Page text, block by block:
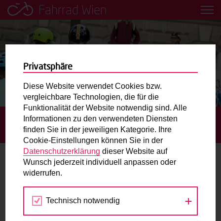
Fahrrad Wien
Leih dir einfach ein Transportfahrrad in deiner Nähe aus!
Mobilitätsbildung für Kinder und
Jugendliche
Radweg-Projektkarte
Routenplaner
Mit dem Fahrrad in Wien unterwegs? Hier finden Sie die
beste Route.
Wunschbox
Sie haben ein Anliegen zum Radverkehr? Schreiben Sie
STARTSEITE TERMINE
OFFENES TRAINING AM
RADÜBUNGSPLATZ NASCHMARKT
24.
AUG
2024
Privatsphäre
Diese Website verwendet Cookies bzw.
vergleichbare Technologien, die für die
Funktionalität der Website notwendig sind. Alle
Informationen zu den verwendeten Diensten
finden Sie in der jeweiligen Kategorie. Ihre
Cookie-Einstellungen können Sie in der
Datenschutzerklärung dieser Website auf
Wunsch jederzeit individuell anpassen oder
widerrufen.
Technisch notwendig